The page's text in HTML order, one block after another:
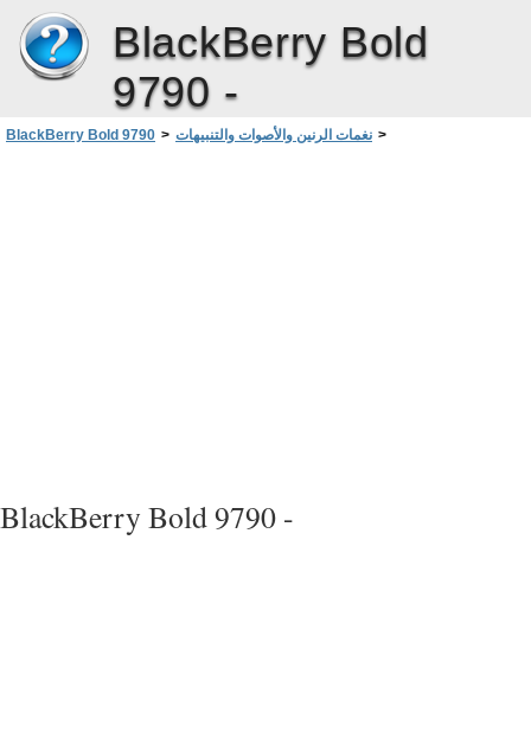
BlackBerry Bold
9790 -
BlackBerry Bold 9790 > نغمات الرنين والأصوات والتنبيهات >
BlackBerry Bold 9790 -